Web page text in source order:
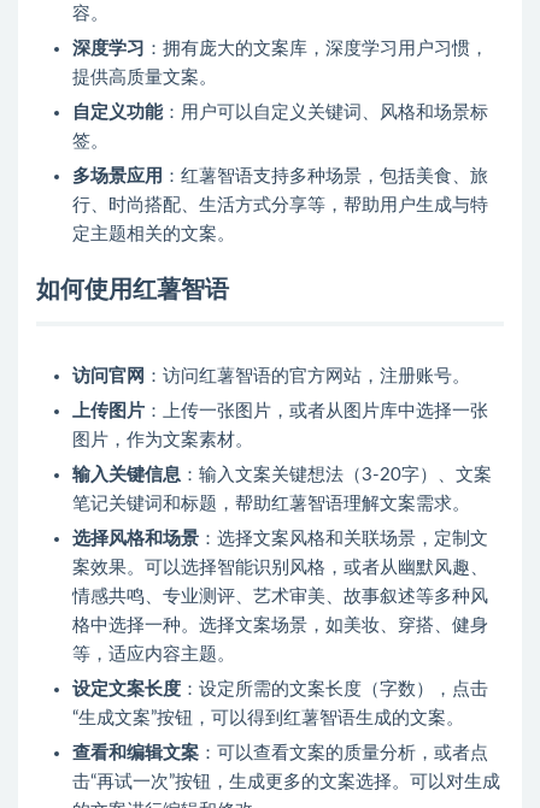
容。
深度学习 ：拥有庞大的文案库，深度学习用户习惯，
提供高质量文案。
自定义功能：用户可以自定义关键词、风格和场景标
签。
多场景应用 ：红薯智语支持多种场景，包括美食、旅
行、时尚搭配、生活方式分享等，帮助用户生成与特
定主题相关的文案。
如何使用红薯智语
访问官网 ：访问红薯智语的官方网站，注册账号。
上传图片 ：上传一张图片，或者从图片库中选择一张
图片，作为文案素材。
输入关键信息 ：输入文案关键想法（3-20字）、文案
笔记关键词和标题，帮助红薯智语理解文案需求。
选择风格和场景 ：选择文案风格和关联场景，定制文
案效果。可以选择智能识别风格，或者从幽默风趣、
情感共鸣、专业测评、艺术审美、故事叙述等多种风
格中选择一种。选择文案场景，如美妆、穿搭、健身
等，适应内容主题。
设定文案长度 ：设定所需的文案长度（字数），点击
“生成文案”按钮，可以得到红薯智语生成的文案。
查看和编辑文案 ：可以查看文案的质量分析，或者点
击“再试一次”按钮，生成更多的文案选择。可以对生成